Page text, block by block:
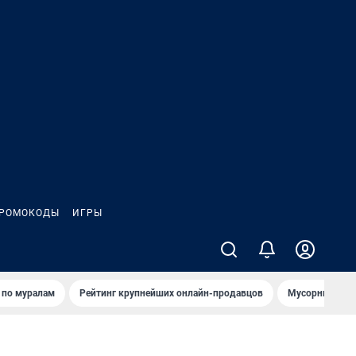
ИГРЫ
по мурaлaм Рейтинг крупнейших онлайн-продавцов Мусорный